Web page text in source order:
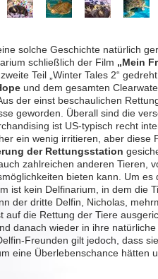
solche Geschichte natürlich
schließlich der Film „Mein
Teil „Winter Tales 2“
und dem gesamten
der einst beschaulichen
geworden. Überall sind die
ist US-typisch recht
ein wenig irritieren, aber diese
der Rettungsstation
zahlreichen anderen Tieren,
bieten kann. Um es
ist kein Delfinarium, in dem die
der dritte Delfin, Nicholas,
auf die Rettung der Tiere
danach wieder in ihre
Freunden gilt jedoch, dass
eine Überlebenschance hätten